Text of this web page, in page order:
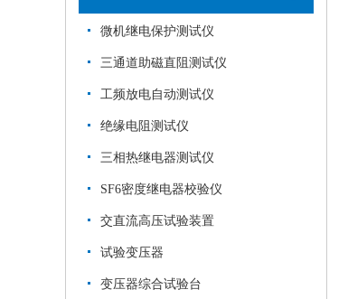
微机继电保护测试仪
三通道助磁直阻测试仪
工频放电自动测试仪
绝缘电阻测试仪
三相热继电器测试仪
SF6密度继电器校验仪
交直流高压试验装置
试验变压器
变压器综合试验台